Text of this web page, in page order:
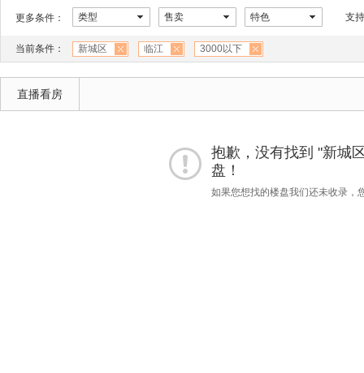
更多条件： 类型 售卖 特色 支
当前条件： 新城区 临江 3000以下
直播看房
抱歉，没有找到 "新城
盘！
如果您想找的楼盘我们还未收录，